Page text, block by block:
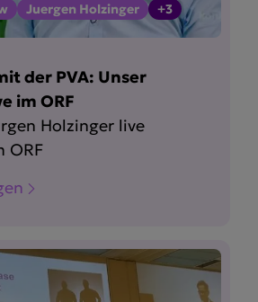
Juergen Holzinger +3
der PVA: Unser
im ORF
Holzinger live
ORF